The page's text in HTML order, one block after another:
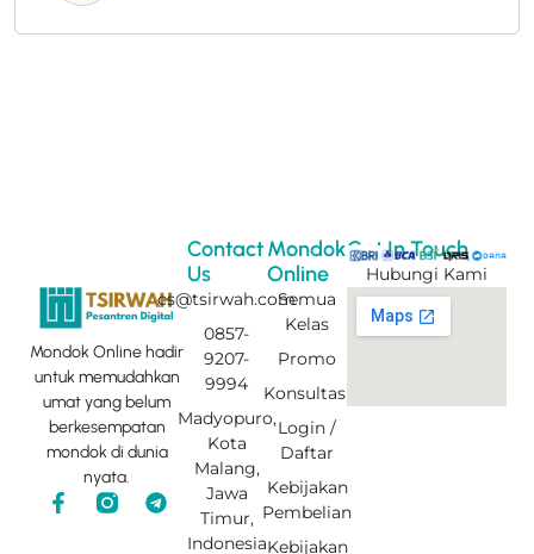
Mondok Online hadir
untuk memudahkan
umat yang belum
berkesempatan
mondok di dunia
nyata.
F
a
T
e
Mondok
Online
Semua
Kelas
Promo
Konsultasi
Login /
Daftar
Kebijakan
Pembelian
Kebijakan
Contact
Us
cs@tsirwah.com
0857-
9207-
9994
Madyopuro,
Kota
Malang,
Jawa
Timur,
Indonesia
Get In Touch
Hubungi Kami